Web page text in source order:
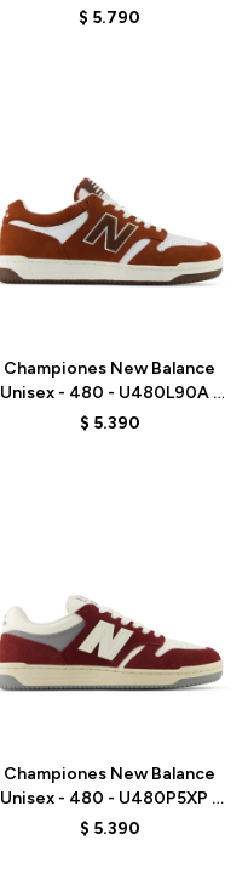
MUSHROOM
$ 5.790
Championes New Balance
Unisex - 480 - U480L90A -
BROWN
$ 5.390
Championes New Balance
Unisex - 480 - U480P5XP -
RED
$ 5.390